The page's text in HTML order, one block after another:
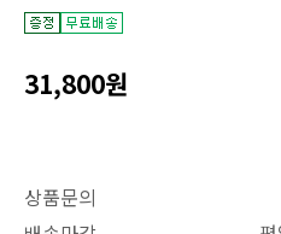
31,800원
상품문의